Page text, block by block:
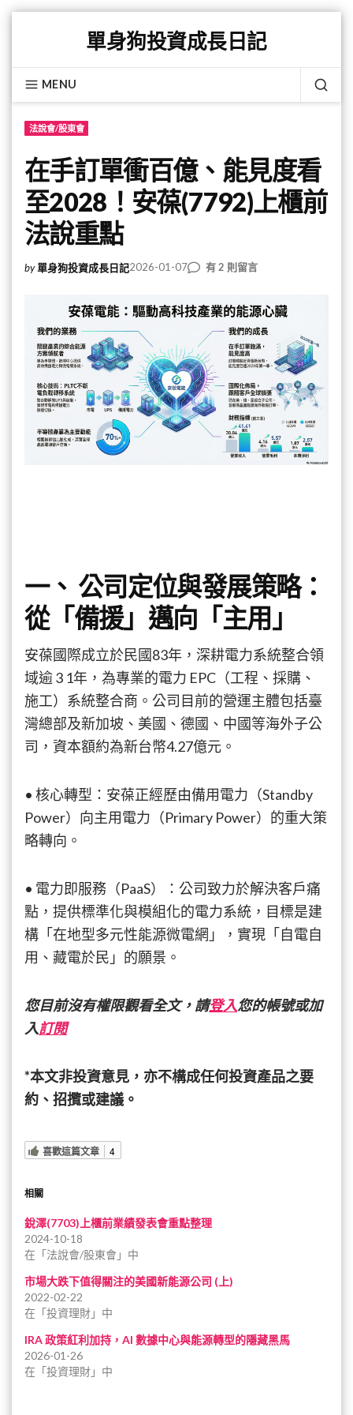
content
單身狗投資成長日記
MENU
法說會/股東會
在手訂單衝百億、能見度看
至2028！安葆(7792)上櫃前
法說重點
by 單身狗投資成長日記2026-01-07
在
訂
單
衝
百
億、
能
見
度
前
法
點〉
中
有 2 則留言
一、 公司定位與發展策略：
從「備援」邁向「主用」
安葆國際成立於民國83年，深耕電力系統整合領
域逾 3 1年，為專業的電力 EPC（工程、採購、
施工）系統整合商。公司目前的營運主體包括臺
灣總部及新加坡、美國、德國、中國等海外子公
司，資本額約為新台幣4.27億元。
• 核心轉型：安葆正經歷由備用電力（Standby
Power）向主用電力（Primary Power）的重大策
略轉向。
• 電力即服務（PaaS）：公司致力於解決客戶痛
點，提供標準化與模組化的電力系統，目標是建
構「在地型多元性能源微電網」，實現「自電自
用、藏電於民」的願景。
您目前沒有權限觀看全文，請登入您的帳號或加
入訂閱
*本文非投資意見，亦不構成任何投資產品之要
約、招攬或建議。
喜歡這篇文章 4
相關
銳澤(7703)上櫃前業績發表會重點整理
2024-10-18
在「法說會/股東會」中
市場大跌下值得關注的美國新能源公司 (上)
2022-02-22
在「投資理財」中
IRA 政策紅利加持，AI 數據中心與能源轉型的隱藏黑馬
2026-01-26
在「投資理財」中